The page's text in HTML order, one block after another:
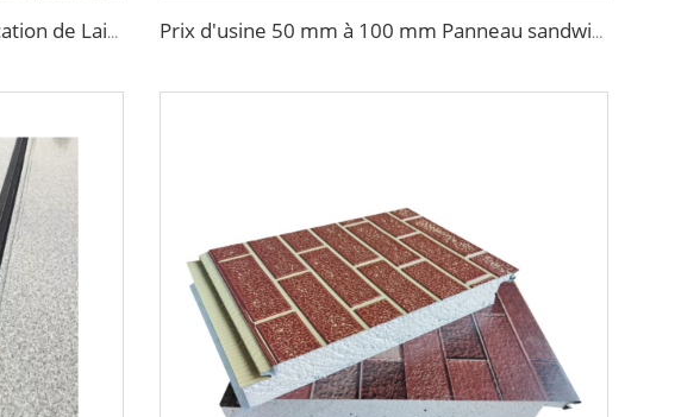
Meilleure Vente Panneau de Purification de Laine de Roche Multifonctionnel avec une Excellente Isolation Thermique pour l'Industrie de la Construction Prix d'usine 50 mm à 100 mm Panneau sandwich mural en laine de roche ignifuge Panneau ondulé Isolation extérieure